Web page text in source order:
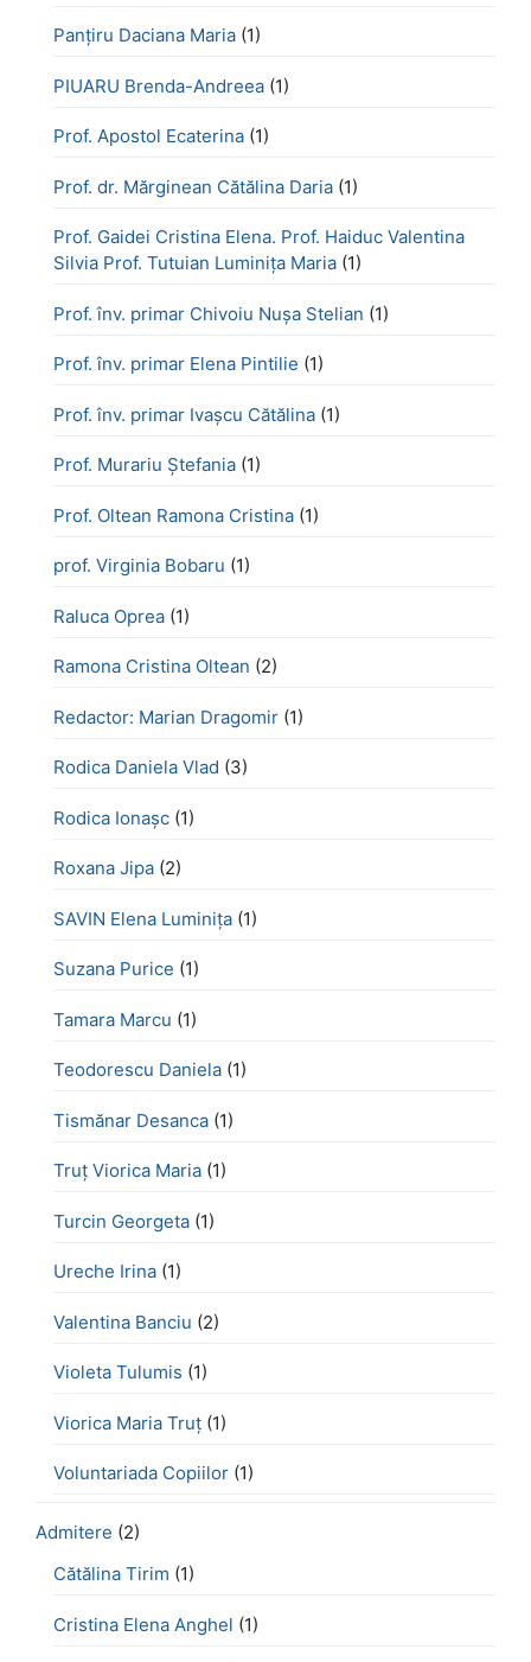
Panțiru Daciana Maria (1)
PIUARU Brenda-Andreea (1)
Prof. Apostol Ecaterina (1)
Prof. dr. Mărginean Cătălina Daria (1)
Prof. Gaidei Cristina Elena. Prof. Haiduc Valentina
Silvia Prof. Tutuian Luminița Maria (1)
Prof. înv. primar Chivoiu Nușa Stelian (1)
Prof. înv. primar Elena Pintilie (1)
Prof. înv. primar Ivașcu Cătălina (1)
Prof. Murariu Ștefania (1)
Prof. Oltean Ramona Cristina (1)
prof. Virginia Bobaru (1)
Raluca Oprea (1)
Ramona Cristina Oltean (2)
Redactor: Marian Dragomir (1)
Rodica Daniela Vlad (3)
Rodica Ionașc (1)
Roxana Jipa (2)
SAVIN Elena Luminița (1)
Suzana Purice (1)
Tamara Marcu (1)
Teodorescu Daniela (1)
Tismănar Desanca (1)
Truț Viorica Maria (1)
Turcin Georgeta (1)
Ureche Irina (1)
Valentina Banciu (2)
Violeta Tulumis (1)
Viorica Maria Truț (1)
Voluntariada Copiilor (1)
Admitere (2)
Cătălina Tirim (1)
Cristina Elena Anghel (1)